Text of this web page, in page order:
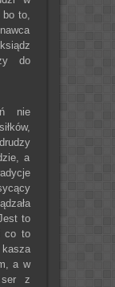
bo to,
do
nie
a
to
co to
kasza
a w
ser z